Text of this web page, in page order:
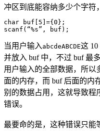
冲区到底能容纳多少个字符
char buf[5]={0};
scanf(“%s”, buf);
当用户输入 abcdeABCDE这 10
并放入 buf 中，不过 buf 最
用户输入的全部数据，所以
面的内存，而 buf 后面的内
别的数据占用，这就导致程
错误。
最要命的是，这种错误只能